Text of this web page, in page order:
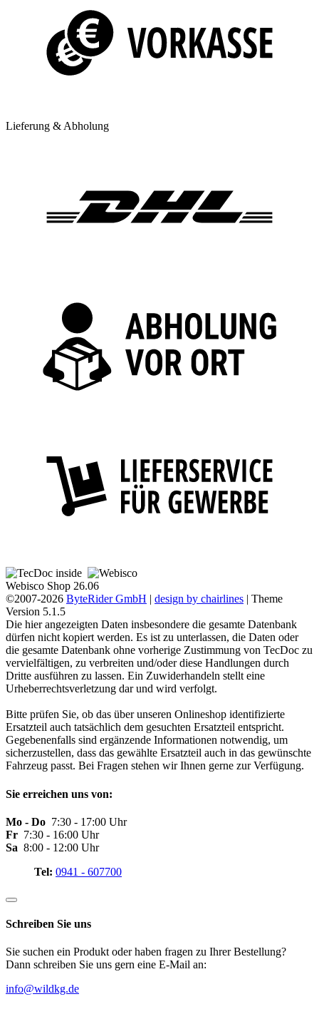
Lieferung & Abholung
Webisco Shop 26.06
©2007-2026 ByteRider GmbH | design by chairlines | Theme
Version 5.1.5
Die hier angezeigten Daten insbesondere die gesamte Datenbank
dürfen nicht kopiert werden. Es ist zu unterlassen, die Daten oder
die gesamte Datenbank ohne vorherige Zustimmung von TecDoc zu
vervielfältigen, zu verbreiten und/oder diese Handlungen durch
Dritte ausführen zu lassen. Ein Zuwiderhandeln stellt eine
Urheberrechtsverletzung dar und wird verfolgt.
Bitte prüfen Sie, ob das über unseren Onlineshop identifizierte
Ersatzteil auch tatsächlich dem gesuchten Ersatzteil entspricht.
Gegebenenfalls sind ergänzende Informationen notwendig, um
sicherzustellen, dass das gewählte Ersatzteil auch in das gewünschte
Fahrzeug passt. Bei Fragen stehen wir Ihnen gerne zur Verfügung.
Sie erreichen uns von:
Mo - Do 7:30 - 17:00 Uhr
Fr 7:30 - 16:00 Uhr
Sa 8:00 - 12:00 Uhr
Tel: 0941 - 607700
Schreiben Sie uns
Sie suchen ein Produkt oder haben fragen zu Ihrer Bestellung?
Dann schreiben Sie uns gern eine E-Mail an:
info@wildkg.de